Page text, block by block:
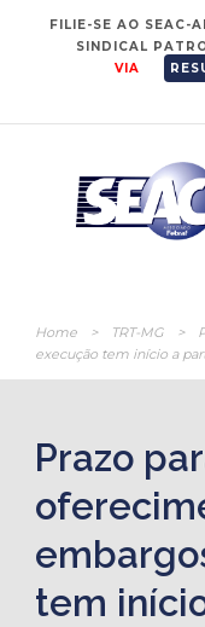
FILIE-SE AO SEAC-
SINDICAL
VIA
Home > TRT-MG >
execução tem início a
Prazo
tem